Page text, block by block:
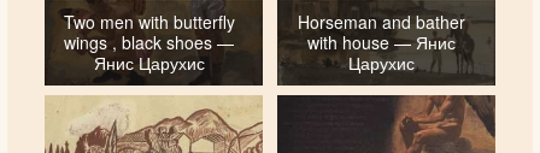
Two men with butterfly
wings , black shoes —
Янис Царухис
Horseman and bather
with house — Янис
Царухис